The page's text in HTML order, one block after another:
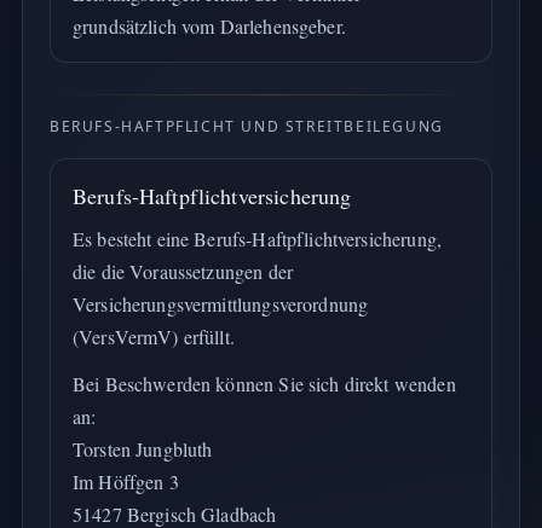
grundsätzlich vom Darlehensgeber.
BERUFS-HAFTPFLICHT UND STREITBEILEGUNG
Berufs-Haftpflichtversicherung
Es besteht eine Berufs-Haftpflichtversicherung,
die die Voraussetzungen der
Versicherungsvermittlungsverordnung
(VersVermV) erfüllt.
Bei Beschwerden können Sie sich direkt wenden
an:
Torsten Jungbluth
Im Höffgen 3
51427 Bergisch Gladbach